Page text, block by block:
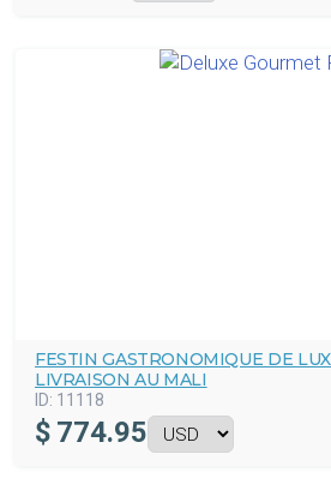
FESTIN GASTRONOMIQUE DE
LIVRAISON AU MALI
ID: 11118
$ 774.95